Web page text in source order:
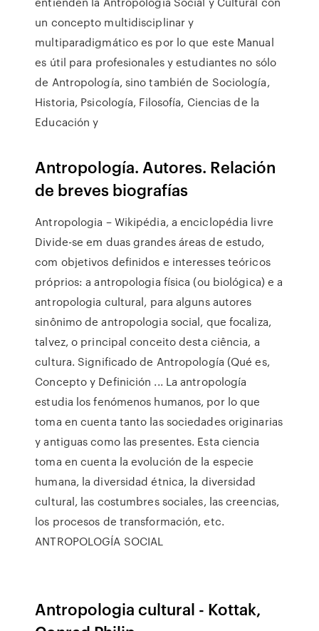
un concepto multidisciplinar y
multiparadigmático es por lo que este Manual
es útil para profesionales y estudiantes no sólo
de Antropología, sino también de Sociología,
Historia, Psicología, Filosofía, Ciencias de la
Educación y
Antropología. Autores. Relación
de breves biografías
Antropologia – Wikipédia, a enciclopédia livre
Divide-se em duas grandes áreas de estudo,
com objetivos definidos e interesses teóricos
próprios: a antropologia física (ou biológica) e a
antropologia cultural, para alguns autores
sinônimo de antropologia social, que focaliza,
talvez, o principal conceito desta ciência, a
cultura. Significado de Antropología (Qué es,
Concepto y Definición ... La antropología
estudia los fenómenos humanos, por lo que
toma en cuenta tanto las sociedades originarias
y antiguas como las presentes. Esta ciencia
toma en cuenta la evolución de la especie
humana, la diversidad étnica, la diversidad
cultural, las costumbres sociales, las creencias,
los procesos de transformación, etc.
ANTROPOLOGÍA SOCIAL
Antropologia cultural - Kottak,